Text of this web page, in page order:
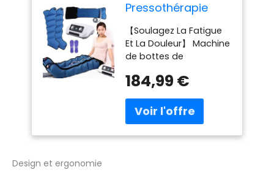
Pressothérapie
et bras, Appareil
De Massage
Drainage
Lymphatique
Masseurs
Électriques
Appareil
Circulation
Sanguine Jambes
【Soulagez La Fatigue
Et La Douleur】 Machine
de bottes de
Miuxe Machine Machine
un excellent outil pour
ceux qui recherchent
un produit de
184,99 €
Design et ergonomie